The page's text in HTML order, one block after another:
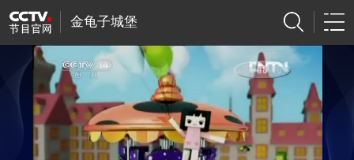
金龟子城堡